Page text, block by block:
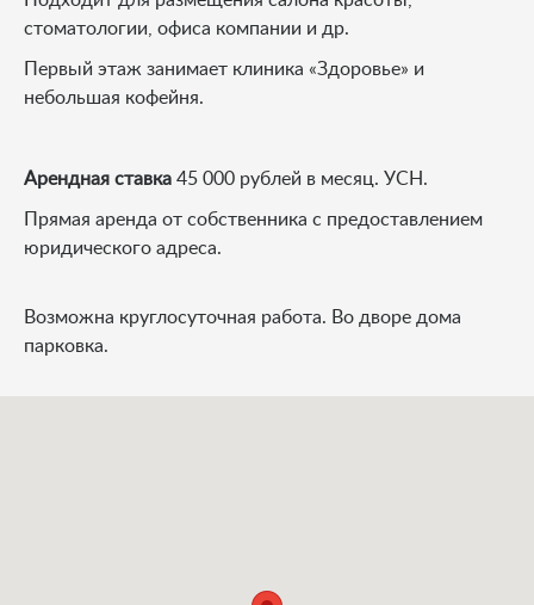
стоматологии, офиса компании и др.
Первый этаж занимает клиника «Здоровье» и
небольшая кофейня.
Арендная ставка 45 000 рублей в месяц. УСН.
Прямая аренда от собственника с предоставлением
юридического адреса.
Возможна круглосуточная работа. Во дворе дома
парковка.